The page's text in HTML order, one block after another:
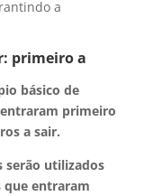
a
primeiro a
básico de
primeiro
a sair.
serão utilizados
entraram